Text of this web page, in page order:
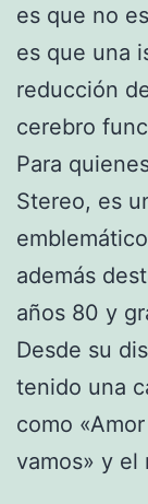
es que no
es que una
reducción
cerebro
Para
Stereo, es
además
años 80 y
Desde su
tenido una
como
vamos» y el